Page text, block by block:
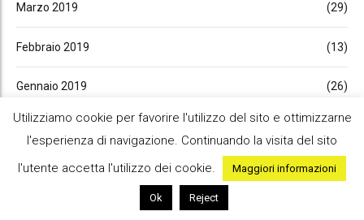
Marzo 2019 (29)
Febbraio 2019 (13)
Gennaio 2019 (26)
Dicembre 2018 (15)
Novembre 2018 (32)
Utilizziamo cookie per favorire l'utilizzo del sito e ottimizzarne
l'esperienza di navigazione. Continuando la visita del sito
l'utente accetta l'utilizzo dei cookie.
Maggiori informazioni
Ok Reject